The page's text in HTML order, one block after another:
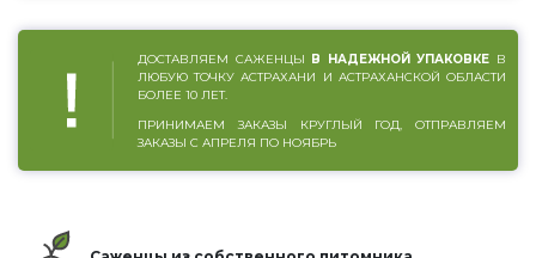
ДОСТАВЛЯЕМ САЖЕНЦЫ В НАДЕЖНОЙ УПАКОВКЕ В
ЛЮБУЮ ТОЧКУ АСТРАХАНИ И АСТРАХАНСКОЙ ОБЛАСТИ
БОЛЕЕ 10 ЛЕТ.
ПРИНИМАЕМ ЗАКАЗЫ КРУГЛЫЙ ГОД, ОТПРАВЛЯЕМ
ЗАКАЗЫ С АПРЕЛЯ ПО НОЯБРЬ